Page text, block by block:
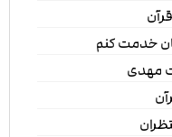
خدمت کنم
مهدی